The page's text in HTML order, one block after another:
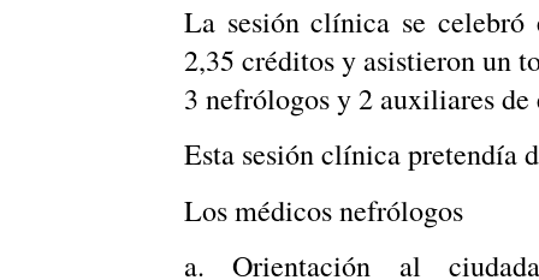
La sesión clínica se celebró
2,35 créditos y asistieron un
3 nefrólogos y 2 auxiliares
Esta sesión clínica pretendía
Los médicos nefrólogos
a. Orientación al